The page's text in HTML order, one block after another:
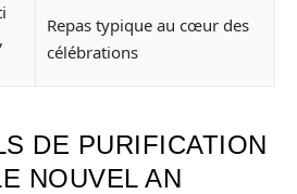
Repas typique au cœur des
célébrations
DE PURIFICATION
NOUVEL AN